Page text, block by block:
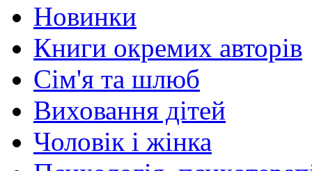
Новинки
Книги окремих авторів
Сім'я та шлюб
Виховання дітей
Чоловік і жінка